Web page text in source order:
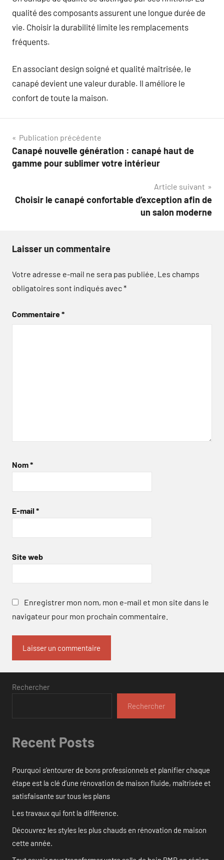
qualité des composants assurent une longue durée de
vie. Choisir la durabilité limite les remplacements
fréquents.
En associant design soigné et qualité maîtrisée, le
canapé devient une valeur durable. Il améliore le
confort de toute la maison.
Navigation
de
Publication précédente
Canapé nouvelle génération : canapé haut de
gamme pour sublimer votre intérieur
Article suivant
Choisir le canapé confortable d’exception afin de
un salon moderne
Laisser un commentaire
Votre adresse e-mail ne sera pas publiée. Les champs
obligatoires sont indiqués avec*
Commentaire*
Nom*
E-mail *
Site web
Enregistrer mon nom, mon e-mail et mon site dans le
navigateur pour mon prochain commentaire.
Rechercher
Rechercher
Recent Posts
Pourquoi s’entourer de bons professionnels et planifier chaque
étape est la clé d’une rénovation de maison fluide, maîtrisée et
satisfaisante sur tous les plans
Les travaux qui font la différence.
Découvrez les styles les plus chauds en rénovation de maison
cette année.